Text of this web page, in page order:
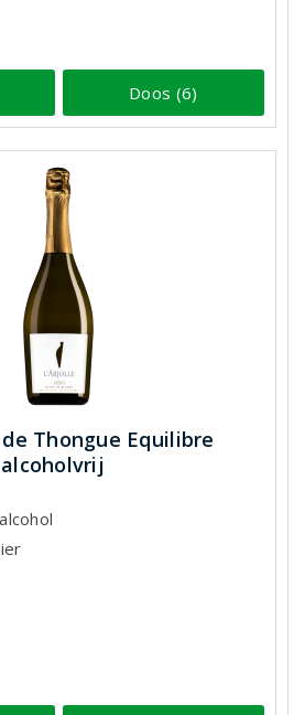
Doos (6)
Thongue Equilibre